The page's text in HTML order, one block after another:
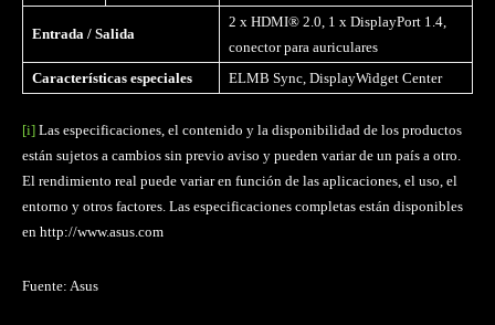
Entrada / Salida
2 x HDMI® 2.0, 1 x DisplayPort 1.4,
conector para auriculares
Características especiales
ELMB Sync, DisplayWidget Center
[i] Las especificaciones, el contenido y la disponibilidad de los productos
están sujetos a cambios sin previo aviso y pueden variar de un país a otro.
El rendimiento real puede variar en función de las aplicaciones, el uso, el
entorno y otros factores. Las especificaciones completas están disponibles
en http://www.asus.com
Fuente: Asus